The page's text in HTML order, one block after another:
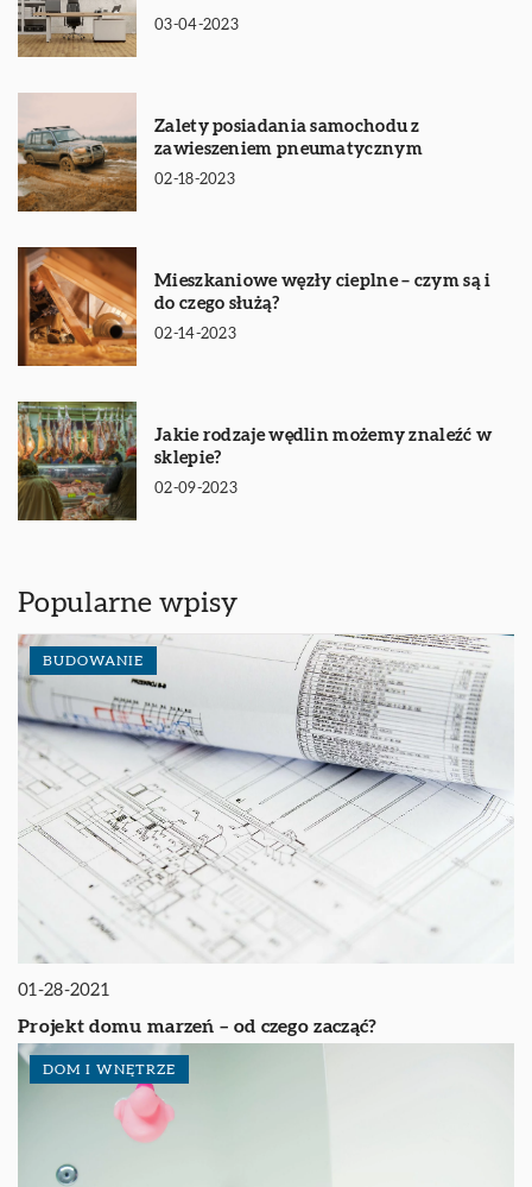
03-04-2023
Zalety posiadania samochodu z
zawieszeniem pneumatycznym
02-18-2023
Mieszkaniowe węzły cieplne – czym są i
do czego służą?
02-14-2023
Jakie rodzaje wędlin możemy znaleźć w
sklepie?
02-09-2023
Popularne wpisy
BUDOWANIE
01-28-2021
Projekt domu marzeń – od czego zacząć?
DOM I WNĘTRZE